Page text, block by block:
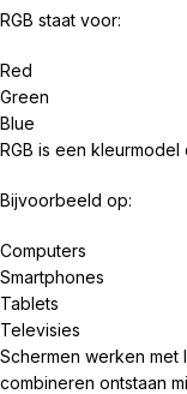
RGB staat voor:
Red
Green
Blue
RGB is een
Bijvoorbeeld op:
Computers
Smartphones
Tablets
Televisies
Schermen werken met
combineren ontstaan